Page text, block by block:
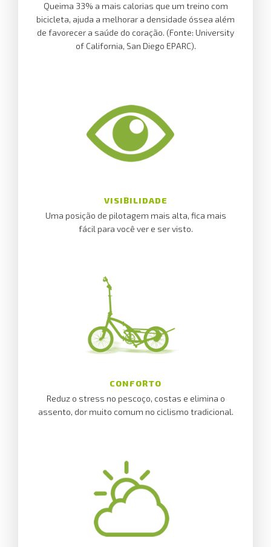
Queima 33% a mais calorias que um treino com
bicicleta, ajuda a melhorar a densidade óssea além
de favorecer a saúde do coração. (Fonte: University
of California, San Diego EPARC).
VISIBILIDADE
Uma posição de pilotagem mais alta, fica mais
fácil para você ver e ser visto.
CONFORTO
Reduz o stress no pescoço, costas e elimina o
assento, dor muito comum no ciclismo tradicional.